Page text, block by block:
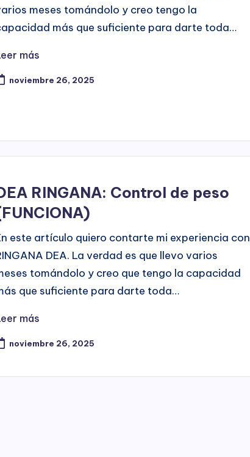
meses tomándolo y creo tengo la
más que suficiente para darte toda…
más
noviembre 26, 2025
RINGANA: Control de peso
este artículo quiero contarte mi experiencia con
DEA. La verdad es que llevo varios
tomándolo y creo que tengo la capacidad
que suficiente para darte toda…
más
noviembre 26, 2025